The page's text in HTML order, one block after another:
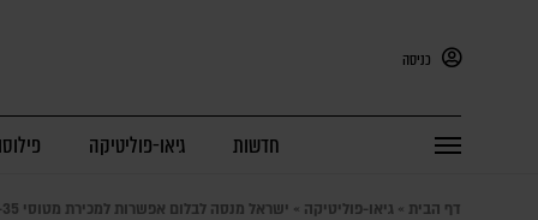
כניסה
חדשות גיאו-פוליטיקה
דף הבית » גיאו-פוליטיקה » ישראל מנסה לבלום אפשרות למכירת מטוסי F-35 לטורקיה | פרשנות